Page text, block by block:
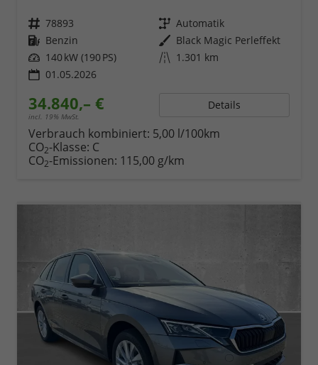
Fahrzeugnr. 78893 Getriebe Automatik
Kraftstoff Benzin Außenfarbe Black Magic Perleffekt
Leistung 140 kW (190 PS) Kilometerstand 1.301 km
01.05.2026
34.840,– €
incl. 19% MwSt.
Details
Verbrauch kombiniert: 5,00 l/100km
CO2-Klasse: C
CO2-Emissionen: 115,00 g/km